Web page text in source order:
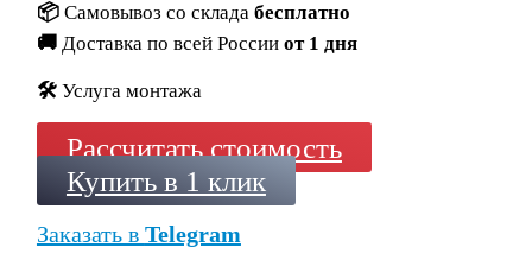
📦 Самовывоз со склада бесплатно
🚚 Доставка по всей России от 1 дня
🛠️ Услуга монтажа
Рассчитать стоимость
Купить в 1 клик
Заказать в Telegram